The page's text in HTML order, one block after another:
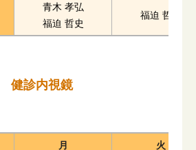
青木 孝弘
福迫 哲史
福迫 哲史
健診内視鏡
月 火